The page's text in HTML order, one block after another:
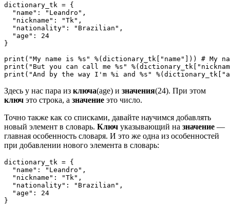
dictionary_tk = {
  "name": "Leandro",
  "nickname": "Tk",
  "nationality": "Brazilian",
  "age": 24
}
print("My name is %s" %(dictionary_tk["name"])) # My
print("But you can call me %s"
Здесь у нас пара из ключа(age) и значения(24). При этом
ключ это строка, а значение это число.
Точно также как со списками, давайте научимся добавлять
новый элемент в словарь. Ключ указывающий на значение —
главная особенность словаря. И это же одна из особенностей
при добавлении нового элемента в словарь:
dictionary_tk = {
  "name": "Leandro",
  "nickname": "Tk",
  "nationality": "Brazilian",
  "age": 24
}